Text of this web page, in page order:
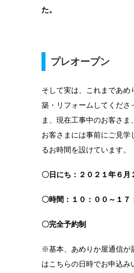
た。
プレオープン
そして実は、これまであめ
築・リフォームしてくださ
ま、現在工事中のお客さま
お客さまには事前にご見学
るお時間を設けています。
〇日にち：２０２１年６月
〇時間：１０：００～１７
〇完全予約制
※基本、あめりか屋通信が
はこちらの日時でお申込み